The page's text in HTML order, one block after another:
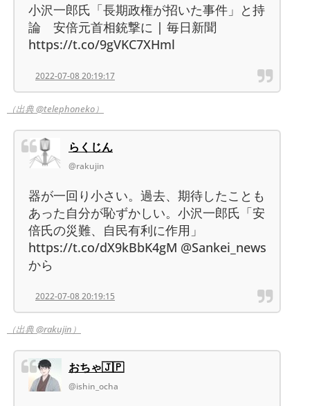
小沢一郎氏「長期政権が招いた事件」と持
論 安倍元首相銃撃に | 毎日新聞
https://t.co/9gVKC7XHml
2022-07-08 20:19:17
（出典 @telephoneko）
らくじん
@rakujin
器が一回り小さい。過去、期待したことも
あった自分が恥ずかしい。小沢一郎氏「安
倍氏の災難、自民有利に作用」
https://t.co/dX9kBbK4gM @Sankei_news
から
2022-07-08 20:19:15
（出典 @rakujin）
おちゃ🇯🇵
@ishin_ocha